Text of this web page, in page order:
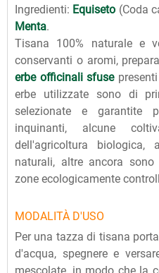
Ingredienti: Equiseto (Coda
Menta.
Tisana 100% naturale e
conservanti o aromi,
erbe officinali sfusepresenti
erbe utilizzate sono di
selezionate e
inquinanti, alcune
dell'agricoltura
naturali, altre ancora
zone ecologicamente
MODALITÀ D'USO
Per una tazza di tisana
d'acqua, spegnere e